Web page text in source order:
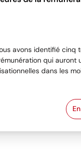
avons identifié cinq
qui auront
dans les